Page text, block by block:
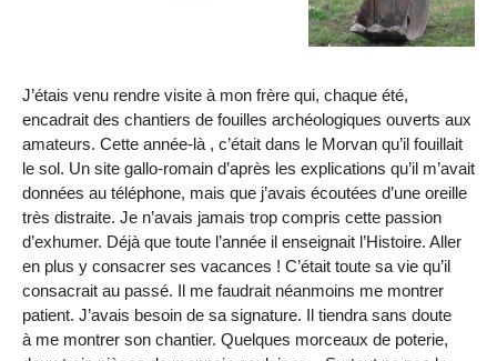
J’étais venu rendre visite à mon frère qui, chaque été,
encadrait des chantiers de fouilles archéologiques ouverts aux
amateurs. Cette année-là , c’était dans le Morvan qu’il fouillait
le sol. Un site gallo-romain d’après les explications qu’il m’avait
données au téléphone, mais que j’avais écoutées d’une oreille
très distraite. Je n’avais jamais trop compris cette passion
d’exhumer. Déjà que toute l’année il enseignait l’Histoire. Aller
en plus y consacrer ses vacances ! C’était toute sa vie qu’il
consacrait au passé. Il me faudrait néanmoins me montrer
patient. J’avais besoin de sa signature. Il tiendra sans doute
à me montrer son chantier. Quelques morceaux de poterie,